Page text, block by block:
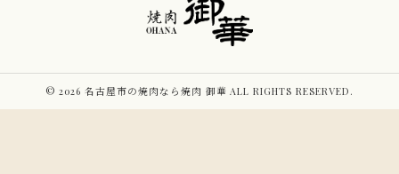
© 2026 名古屋市の焼肉なら焼肉 御華 ALL RIGHTS RESERVED.